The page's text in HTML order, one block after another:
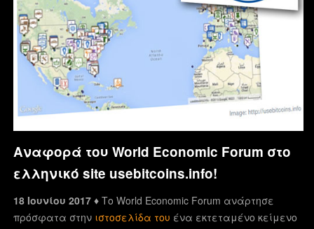
Αναφορά του World Economic Forum στο
ελληνικό site usebitcoins.info!
18 Ιουνίου 2017 ♦Το World Economic Forum ανάρτησε
πρόσφατα στην ιστοσελίδα του ένα εκτεταμένο κείμενο